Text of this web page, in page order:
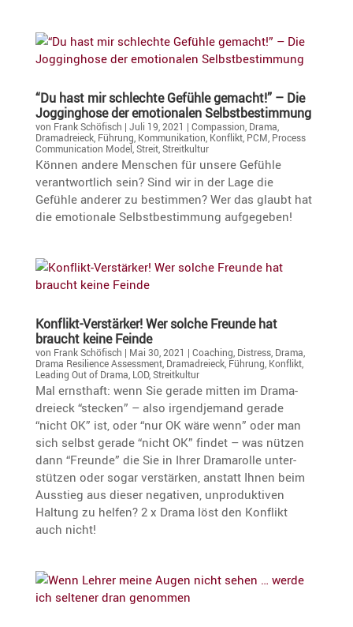
“Du hast mir schlechte Gefühle gemacht!” – Die
Jogging­hose der emotio­nalen Selbstbestimmung
von Frank Schöfisch | Juli 19, 2021 | Compassion, Drama,
Dramadreieck, Führung, Kommunikation, Konflikt, PCM, Process
Communication Model,Streit,Streitkultur
Können andere Menschen für unsere Gefühle
verant­wort­lich sein? Sind wir in der Lage die
Gefühle anderer zu bestimmen? Wer das glaubt hat
die emotio­nale Selbst­be­stim­mung aufgegeben!
Konflikt-Verstärker! Wer solche Freunde hat
braucht keine Feinde
von Frank Schöfisch | Mai 30, 2021 | Coaching, Distress, Drama,
Drama Resilience Assessment, Dramadreieck, Führung, Konflikt,
Leading Out of Drama, LOD,Streitkultur
Mal ernst­haft: wenn Sie gerade mitten im Drama­
dreieck “stecken” – also irgend­je­mand gerade
“nicht OK” ist, oder “nur OK wäre wenn” oder man
sich selbst gerade “nicht OK” findet – was nützen
dann “Freunde” die Sie in Ihrer Drama­rolle unter­
stützen oder sogar verstärken, anstatt Ihnen beim
Ausstieg aus dieser negativen, unpro­duk­tiven
Haltung zu helfen? 2 x Drama löst den Konflikt
auch nicht!